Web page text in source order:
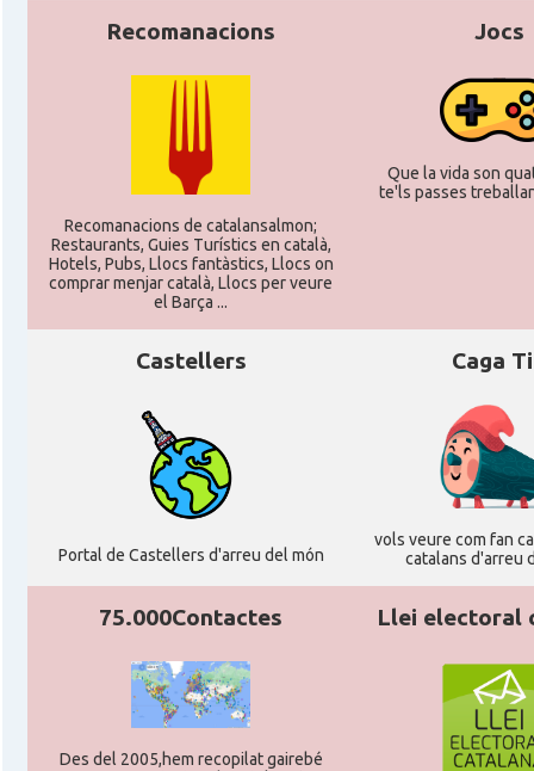
Recomanacions
Recomanacions de catalansalmon;
Restaurants, Guies Turístics en català,
Hotels, Pubs, Llocs fantàstics, Llocs on
comprar menjar català, Llocs per veure
el Barça ...
Jocs
Que la vida son
te'ls passes
Castellers
Portal de Castellers d'arreu del món
Caga
vols veure com fan
catalans d'arreu
75.000Contactes
Des del 2005,hem recopilat gairebé
Llei electoral